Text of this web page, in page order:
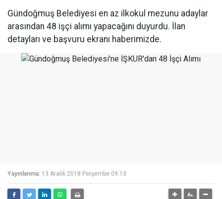
Gündoğmuş Belediyesi en az ilkokul mezunu adaylar
arasından 48 işçi alımı yapacağını duyurdu. İlan
detayları ve başvuru ekranı haberimizde.
Yayınlanma: 13 Aralık 2018 Perşembe 09:13